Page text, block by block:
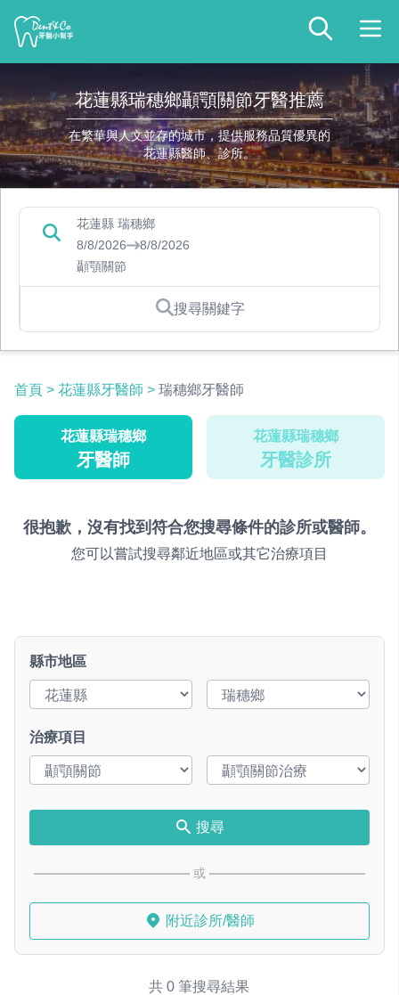
花蓮縣瑞穗鄉顳顎關節牙醫推薦
在繁華與人文並存的城市，提供服務品質優異的
花蓮縣醫師、診所。
花蓮縣 瑞穗鄉
8/8/2026
8/8/2026
顳顎關節
搜尋關鍵字
首頁 > 花蓮縣牙醫師 > 瑞穗鄉牙醫師
花蓮縣瑞穗鄉
牙醫師
花蓮縣瑞穗鄉
牙醫診所
很抱歉，沒有找到符合您搜尋條件的診所或醫師。
您可以嘗試搜尋鄰近地區或其它治療項目
縣市地區
治療項目
搜尋
或
附近診所/醫師
共 0 筆搜尋結果